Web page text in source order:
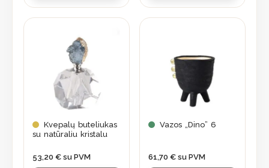
Kvepalų buteliukas
su natūraliu kristalu
53,20 € su PVM
Vazos „Dino” 6
61,70 € su PVM